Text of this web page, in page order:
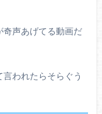
声あげてる動画だ
言われたらそらぐう